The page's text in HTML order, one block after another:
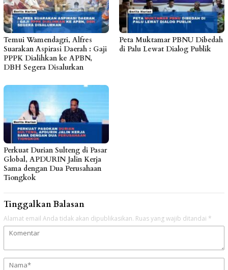
Temui Wamendagri, Alfres
Suarakan Aspirasi Daerah : Gaji
PPPK Dialihkan ke APBN,
DBH Segera Disalurkan
Peta Muktamar PBNU Dibedah
di Palu Lewat Dialog Publik
Perkuat Durian Sulteng di Pasar
Global, APDURIN Jalin Kerja
Sama dengan Dua Perusahaan
Tiongkok
Tinggalkan Balasan
Alamat email Anda tidak akan dipublikasikan. Ruas yang wajib ditandai *